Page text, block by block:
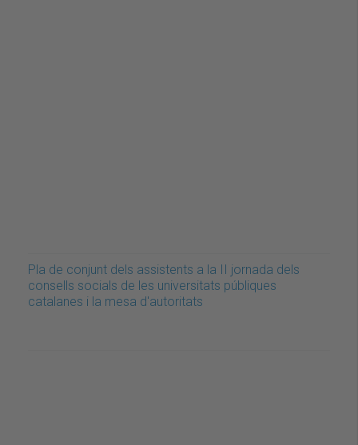
Pla de conjunt dels assistents a la II jornada dels
consells socials de les universitats públiques
catalanes i la mesa d'autoritats